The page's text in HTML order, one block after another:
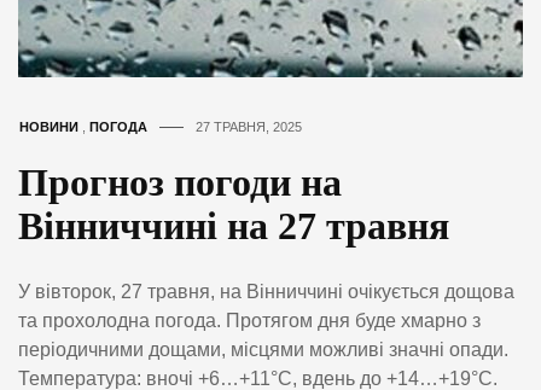
НОВИНИ ПОГОДА 27 ТРАВНЯ, 2025
Прогноз погоди на
Вінниччині на 27 травня
У вівторок, 27 травня, на Вінниччині очікується дощова
та прохолодна погода. Протягом дня буде хмарно з
періодичними дощами, місцями можливі значні опади.
Температура: вночі +6…+11°C, вдень до +14…+19°C.